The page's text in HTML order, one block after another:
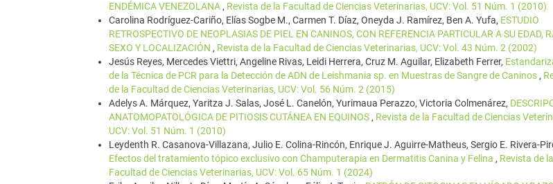
ENDÉMICA VENEZOLANA , Revista de la Facultad de Ciencias Veterinarias, UCV: Vol. 51 Núm. 1 (2010)
Carolina Rodríguez-Cariño, Elías Sogbe M., Carmen T. Díaz, Oneyda J. Ramírez, Ben A. Yufa, ESTUDIO
RETROSPECTIVO DE NEOPLASIAS DE PIEL EN CANINOS, CON REFERENCIA PARTICULAR A SU EDAD,
SEXO Y LOCALIZACIÓN , Revista de la Facultad de Ciencias Veterinarias, UCV: Vol. 43 Núm. 2 (2002)
Jesús Reyes, Mercedes Viettri, Angeline Rivas, Leidi Herrera, Cruz M. Aguilar, Elizabeth Ferrer,
de la Técnica de PCR para la Detección de ADN de Leishmania sp. en Muestras de Sangre de Caninos ,
de la Facultad de Ciencias Veterinarias, UCV: Vol. 56 Núm. 2 (2015)
Adelys A. Márquez, Yaritza J. Salas, José L. Canelón, Yurimaua Perazzo, Victoria Colmenárez,
ANATOMOPATOLÓGICA DE PITIOSIS CUTÁNEA EN EQUINOS , Revista de la Facultad de Ciencias
UCV: Vol. 51 Núm. 1 (2010)
Leydenth R. Casanova-Villazana, Julio E. Colina-Rincón, Enrique J. Aguirre-Matheus, Sergio E. Rivera-
Efectos del tratamiento tópico exclusivo con Champuterapia en Dermatitis Canina y Felina , Revista de la
Facultad de Ciencias Veterinarias, UCV: Vol. 65 Núm. 1 (2024)